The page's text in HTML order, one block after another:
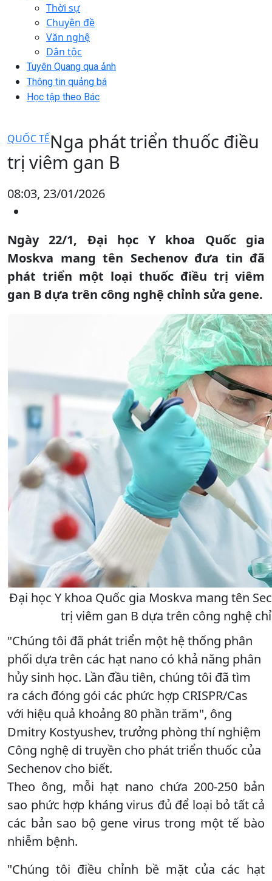
Thời sự
Chuyên đề
Văn nghệ
Dân tộc
Tuyên Quang qua ảnh
Thông tin quảng bá
Học tập theo Bác
QUỐC TẾNga phát triển thuốc điều
trị viêm gan B
08:03, 23/01/2026
Ngày 22/1, Đại học Y khoa Quốc gia
Moskva mang tên Sechenov đưa tin đã
phát triển một loại thuốc điều trị viêm
gan B dựa trên công nghệ chỉnh sửa gene.
Đại học Y khoa Quốc gia Moskva mang tên
trị viêm gan B dựa trên công nghệ
"Chúng tôi đã phát triển một hệ thống phân
phối dựa trên các hạt nano có khả năng phân
hủy sinh học. Lần đầu tiên, chúng tôi đã tìm
ra cách đóng gói các phức hợp CRISPR/Cas
với hiệu quả khoảng 80 phần trăm", ông
Dmitry Kostyushev, trưởng phòng thí nghiệm
Công nghệ di truyền cho phát triển thuốc của
Sechenov cho biết.
Theo ông, mỗi hạt nano chứa 200-250 bản
sao phức hợp kháng virus đủ để loại bỏ tất cả
các bản sao bộ gene virus trong một tế bào
nhiễm bệnh.
"Chúng tôi điều chỉnh bề mặt của các hạt